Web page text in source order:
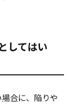
してはい
場合に、陥りや